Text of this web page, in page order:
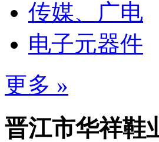
传媒、广电
电子元器件
更多 »
晋江市华祥鞋